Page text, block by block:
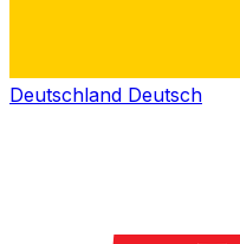
Deutschland Deutsch